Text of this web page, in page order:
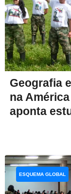
Geografia
na
aponta
ESQUEMA GLOBAL